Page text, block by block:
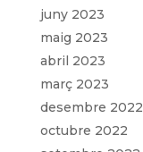
juny 2023
maig 2023
abril 2023
març 2023
desembre 2022
octubre 2022